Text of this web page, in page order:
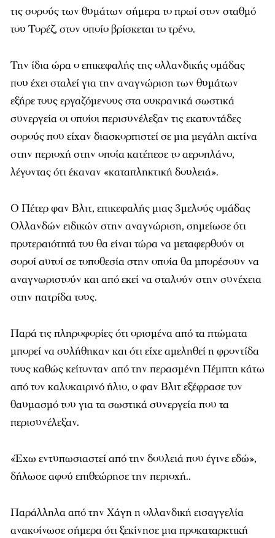
τις σορούς των θυμάτων σήμερα το πρωί στον σταθμό
του Τορέζ, στον οποίο βρίσκεται το τρένο.
Την ίδια ώρα ο επικεφαλής της ολλανδικής ομάδας
που έχει σταλεί για την αναγνώριση των θυμάτων
εξήρε τους εργαζόμενους στα ουκρανικά σωστικά
συνεργεία οι οποίοι περισυνέλεξαν τις εκατοντάδες
σορούς που είχαν διασκορπιστεί σε μια μεγάλη ακτίνα
στην περιοχή στην οποία κατέπεσε το αεροπλάνο,
λέγοντας ότι έκαναν «καταπληκτική δουλειά».
Ο Πέτερ φαν Βλιτ, επικεφαλής μιας 3μελούς ομάδας
Ολλανδών ειδικών στην αναγνώριση, σημείωσε ότι
προτεραιότητά του θα είναι τώρα να μεταφερθούν οι
σοροί αυτοί σε τοποθεσία στην οποία θα μπορέσουν να
αναγνωριστούν και από εκεί να σταλούν στην συνέχεια
στην πατρίδα τους.
Παρά τις πληροφορίες ότι ορισμένα από τα πτώματα
μπορεί να συλήθηκαν και ότι είχε αμεληθεί η φροντίδα
τους καθώς κείτονταν από την περασμένη Πέμπτη κάτω
από τον καλοκαιρινό ήλιο, ο φαν Βλιτ εξέφρασε τον
θαυμασμό του για τα σωστικά συνεργεία που τα
περισυνέλεξαν.
«Έχω εντυπωσιαστεί από την δουλειά που έγινε εδώ»,
δήλωσε αφού επιθεώρησε την περιοχή..
Παράλληλα από την Χάγη η ολλανδική εισαγγελία
ανακοίνωσε σήμερα ότι ξεκίνησε μια προκαταρκτική